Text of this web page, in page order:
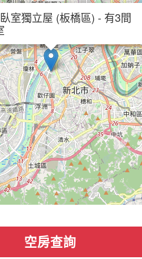
室獨立屋 (板橋區) - 有3間
空房查詢